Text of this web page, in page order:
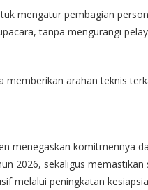
mengatur pembagian
tanpa mengurangi
memberikan arahan teknis
menegaskan komitmennya
2026, sekaligus
melalui peningkatan